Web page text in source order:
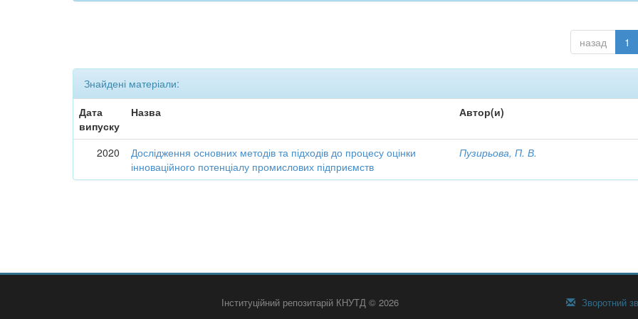
назад 1
Знайдені матеріали:
Дата
випуску
Назва Автор(и)
2020
Дослідження основних методів та підходів до процесу оцінки
інноваційного потенціалу промислових підприємств
Пузирьова, П. В.
Інституційний репозитарій КНУТД © 2026 Зворотний